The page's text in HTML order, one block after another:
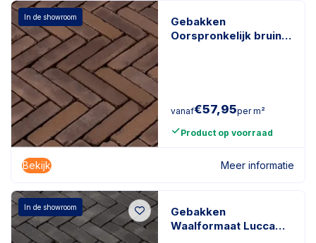
In de showroom
Gebakken
Oorspronkelijk bruin
vanaf€57,95per m²
Product op voorraad
Bekijk Meer informatie
In de showroom
Gebakken
Waalformaat Lucca